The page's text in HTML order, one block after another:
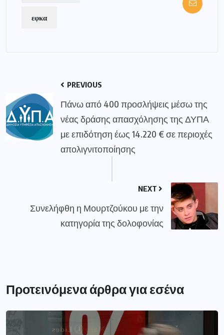
εφκα
PREVIOUS
Πάνω από 400 προσλήψεις μέσω της
νέας δράσης απασχόλησης της ΔΥΠΑ
με επιδότηση έως 14.220 € σε περιοχές
απολιγνιτοποίησης
NEXT
Συνελήφθη η Μουρτζούκου με την
κατηγορία της δολοφονίας
Προτεινόμενα άρθρα για εσένα